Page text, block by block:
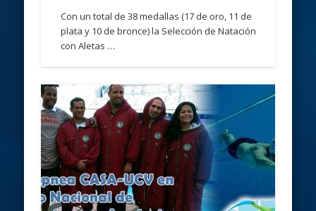
Con un total de 38 medallas (17 de oro, 11 de
plata y 10 de bronce) la Selección de Natación
con Aletas …